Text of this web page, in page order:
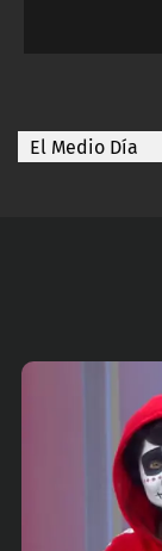
El Medio Día